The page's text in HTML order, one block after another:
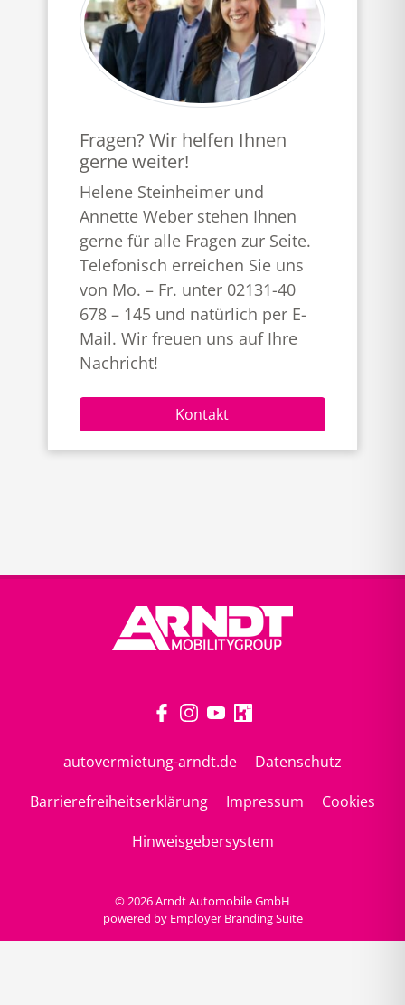
Fragen? Wir helfen Ihnen
gerne weiter!
Helene Steinheimer und
Annette Weber stehen Ihnen
gerne für alle Fragen zur Seite.
Telefonisch erreichen Sie uns
von Mo. – Fr. unter 02131-40
678 – 145 und natürlich per E-
Mail. Wir freuen uns auf Ihre
Nachricht!
Kontakt
autovermietung-arndt.de
Datenschutz
Barrierefreiheitserklärung
Impressum
Cookies
Hinweisgebersystem
© 2026 Arndt Automobile GmbH
powered by Employer Branding Suite